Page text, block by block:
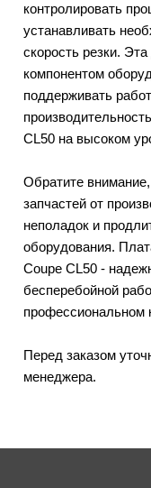
контролировать
устанавливать
скорость резки.
компонентом
поддерживать
CL50 на высоком
Обратите
запчастей от
неполадок и
оборудования.
Coupe CL50 -
бесперебойной
профессиональном
Перед заказом
менеджера.